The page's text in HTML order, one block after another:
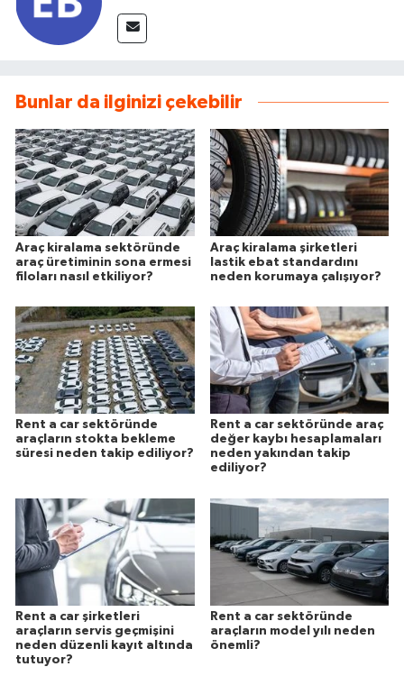
Bunlar da ilginizi çekebilir
Araç kiralama sektöründe
araç üretiminin sona ermesi
filoları nasıl etkiliyor?
Araç kiralama şirketleri
lastik ebat standardını
neden korumaya çalışıyor?
Rent a car sektöründe
araçların stokta bekleme
süresi neden takip ediliyor?
Rent a car sektöründe araç
değer kaybı hesaplamaları
neden yakından takip
ediliyor?
Rent a car şirketleri
araçların servis geçmişini
neden düzenli kayıt altında
tutuyor?
Rent a car sektöründe
araçların model yılı neden
önemli?